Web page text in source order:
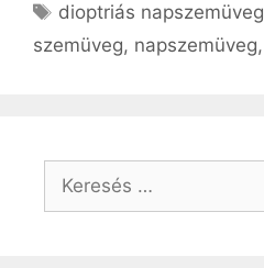
dioptriás napszemüveg
szemüveg, napszemüveg,